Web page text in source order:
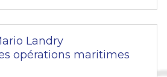
Landry
opérations maritimes